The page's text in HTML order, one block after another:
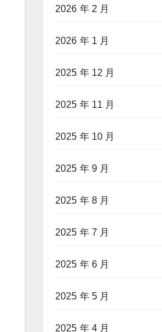
2026 年 2 月
2026 年 1 月
2025 年 12 月
2025 年 11 月
2025 年 10 月
2025 年 9 月
2025 年 8 月
2025 年 7 月
2025 年 6 月
2025 年 5 月
2025 年 4 月